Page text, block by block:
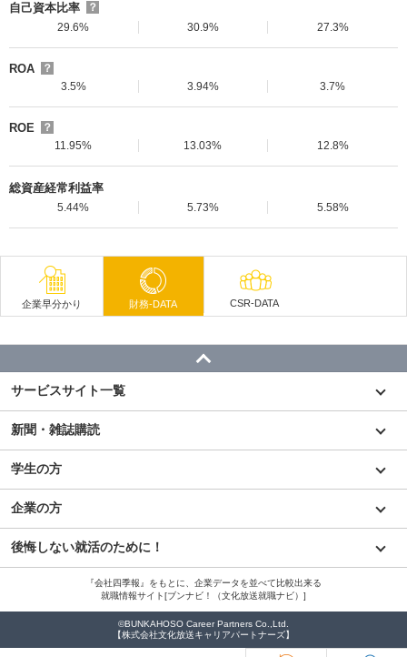
自己資本比率
？
29.6%
30.9% 27.3%
ROA
？
3.5%
3.94% 3.7%
ROE
？
11.95%
13.03% 12.8%
総資産経常利益率
5.44% 5.73% 5.58%
企業早分かり 財務-DATA CSR-DATA
サービスサイト一覧
新聞・雑誌購読
学生の方
企業の方
後悔しない就活のために！
『会社四季報』をもとに、企業データを並べて比較出来る
就職情報サイト[ブンナビ！（文化放送就職ナビ）]
©BUNKAHOSO Career Partners Co.,Ltd.
【株式会社文化放送キャリアパートナーズ】